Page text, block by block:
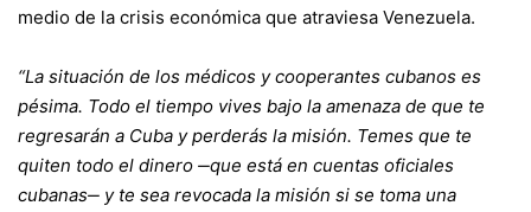
medio de la crisis económica que atraviesa Venezuela.
“La situación de los médicos y cooperantes cubanos es
pésima. Todo el tiempo vives bajo la amenaza de que te
regresarán a Cuba y perderás la misión. Temes que te
quiten todo el dinero ‒que está en cuentas oficiales
cubanas‒ y te sea revocada la misión si se toma una